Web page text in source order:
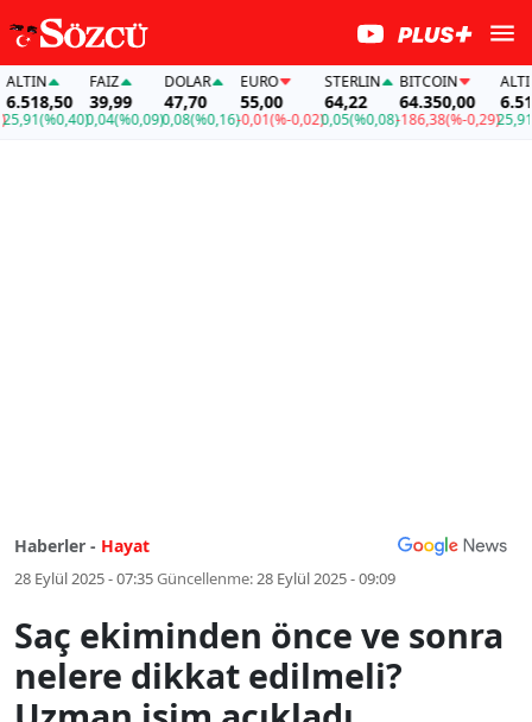
(%0,40)
FAİZ
39,99
0,04(%0,09)
DOLAR
47,70
0,08(%0,16)
EURO
55,00
-0,01(%-0,02)
STERLIN
64,22
0,05(%0,08)
BITCOIN
64.350,00
-186,38(%-0,29)
ALTIN
25,91
Haberler - Hayat
28 Eylül 2025 - 07:35Güncellenme:28 Eylül 2025 - 09:09
Saç ekiminden önce ve sonra
nelere dikkat edilmeli?